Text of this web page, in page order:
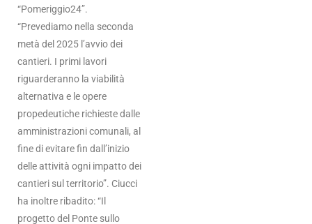
“Pomeriggio24”.
“Prevediamo nella seconda
metà del 2025 l’avvio dei
cantieri. I primi lavori
riguarderanno la viabilità
alternativa e le opere
propedeutiche richieste dalle
amministrazioni comunali, al
fine di evitare fin dall’inizio
delle attività ogni impatto dei
cantieri sul territorio”. Ciucci
ha inoltre ribadito: “Il
progetto del Ponte sullo